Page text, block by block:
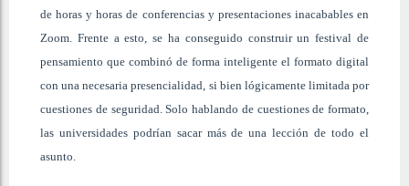
de horas y horas de conferencias y presentaciones inacabables en
Zoom. Frente a esto, se ha conseguido construir un festival de
pensamiento que combinó de forma inteligente el formato digital
con una necesaria presencialidad, si bien lógicamente limitada por
cuestiones de seguridad. Solo hablando de cuestiones de formato,
las universidades podrían sacar más de una lección de todo el
asunto.